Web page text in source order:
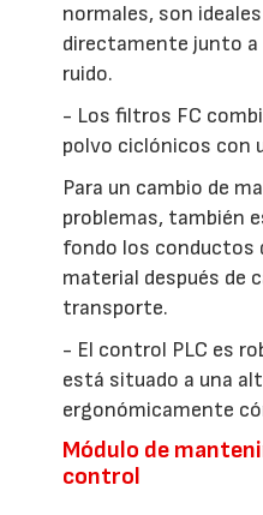
normales, son
directamente junto a
ruido.
- Los filtros FC
polvo ciclónicos con
Para un cambio de
problemas, también
fondo los conductos
material después de
transporte.
- El control PLC es
está situado a una
ergonómicamente
Módulo de
control